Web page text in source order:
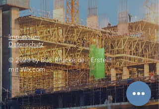
Impressum
Datenschutz
© 2023 byBus-Brücke.de -Erstellt
mitWix.com